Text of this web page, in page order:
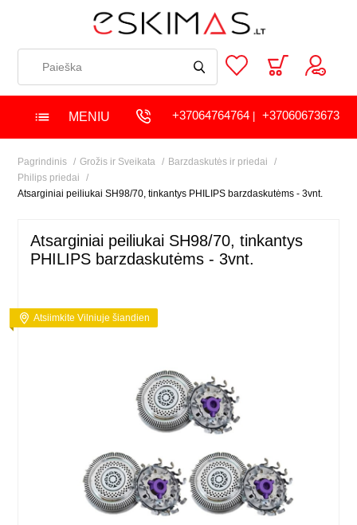
MENIU +37064764764| +37060673673
Pagrindinis Grožis ir Sveikata
Barzdaskutės ir priedai
Philips priedai
Atsarginiai peiliukai SH98/70, tinkantys PHILIPS barzdaskutėms - 3vnt.
Atsarginiai peiliukai SH98/70, tinkantys
PHILIPS barzdaskutėms - 3vnt.
Atsiimkite Vilniuje šiandien